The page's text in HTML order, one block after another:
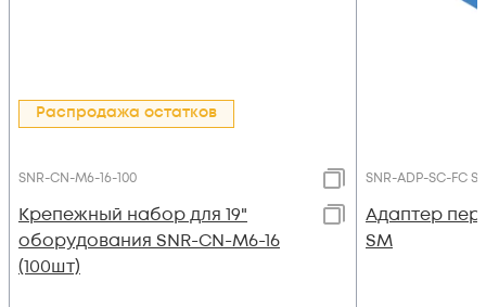
Распродажа остатков
SNR-CN-M6-16-100
Крепежный набор для 19"
оборудования SNR-CN-M6-16
(100шт)
SNR-ADP-SC-FC
Адаптер
SM